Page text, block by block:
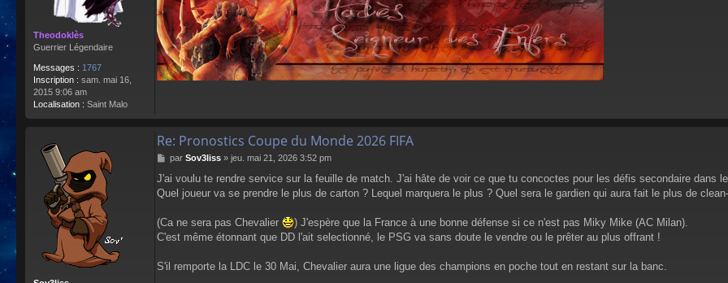
Theodoklès
Guerrier Légendaire
Messages : 1767
Inscription : sam. mai 16,
2015 9:06 am
Localisation : Saint Malo
Re: Pronostics Coupe du Monde 2026 FIFA
M
s
s
g
par Sov3liss» jeu. mai 21, 2026 3:52 pm
J'ai voulu te rendre service sur la feuille de match. J'ai hâte de voir ce que tu concoctes pour les défis secondaire dans
Quel joueur va se prendre le plus de carton ? Lequel marquera le plus ? Quel sera le gardien qui aura fait le plus de
(Ca ne sera pas Chevalier
) J'espère que la France à une bonne défense si ce n'est pas Miky Mike (AC Milan).
C'est même étonnant que DD l'ait selectionné, le PSG va sans doute le vendre ou le prêter au plus offrant !
S'il remporte la LDC le 30 Mai, Chevalier aura une ligue des champions en poche tout en restant sur la banc.